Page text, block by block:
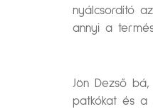
nyálcsordító
annyi a
Jön Dezső
patkókat és a